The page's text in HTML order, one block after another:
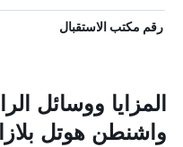
رقم مكتب الاستقبال
المزايا ووسائل
واشنطن هوتل بلازا